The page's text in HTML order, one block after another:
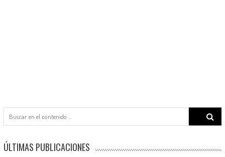
Search
for:
ÚLTIMAS PUBLICACIONES